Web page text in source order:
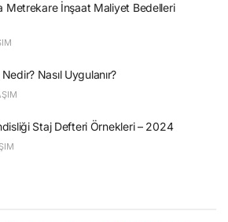
Metrekare İnşaat Maliyet Bedelleri
Nasıl Uygulanır?
Staj Defteri Örnekleri – 2024